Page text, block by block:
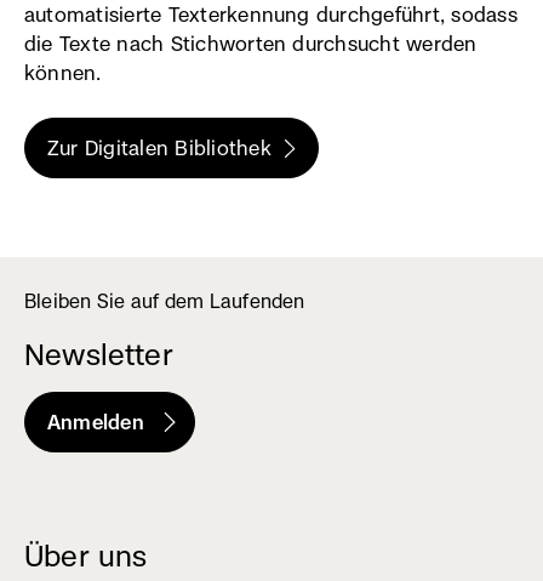
neuem
Fenster)
automatisierte Texterkennung durchgeführt, sodass
die Texte nach Stichworten durchsucht werden
können.
Zur Digitalen Bibliothek
(externer
Link,
neuem
Bleiben Sie auf dem Laufenden
Newsletter
Anmelden
(externer
Über uns